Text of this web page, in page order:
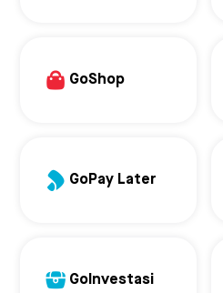
GoShop
GoPay Later
GoInvestasi